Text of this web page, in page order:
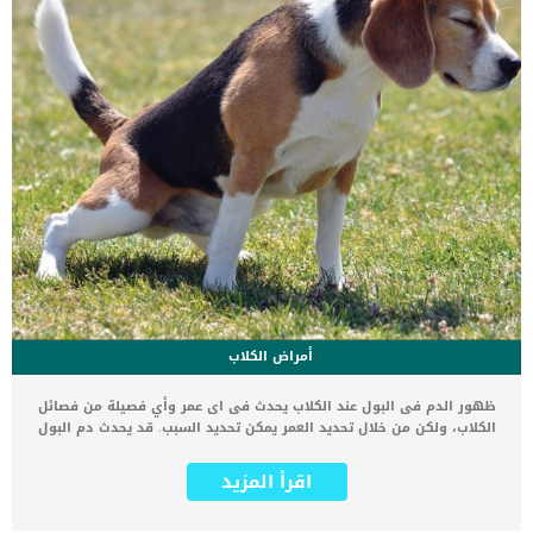
أمراض الكلاب
ظهور الدم فى البول عند الكلاب يحدث فى اى عمر وأي فصيلة من فصائل
الكلاب، ولكن من خلال تحديد العمر يمكن تحديد السبب. قد يحدث دم البول
سنا, اما الكلاب الاكبر سنا فيكون سببها السرطان ويكون هذا الأشد
خطورة من بين جميع الأسباب المؤدية لدم البول. قد يحدث دم البول نتيجة
اقرأ المزيد